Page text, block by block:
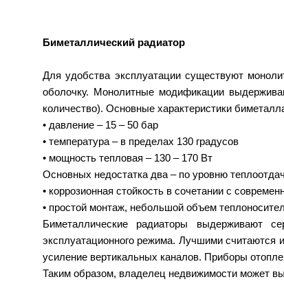
Биметаллический радиатор
Для удобства эксплуатации существуют
оболочку. Монолитные модификации
количество). Основные характеристики
• давление – 15 – 50 бар
• температура – в пределах 130 градусов
• мощность тепловая – 130 – 170 Вт
Основных недостатка два – по уровню
• коррозионная стойкость в сочетании с
• простой монтаж, небольшой объем
Биметаллические радиаторы выдерживают
эксплуатационного режима. Лучшими считаются
усиление вертикальных каналов. Приборы
Таким образом, владелец недвижимости может